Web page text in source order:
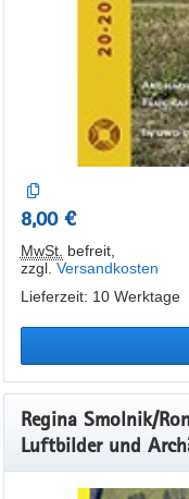
8,00 €
MwSt. befreit,
zzgl. Versandkosten
Lieferzeit: 10 Werktage
Regina Smolnik/
Luftbilder und